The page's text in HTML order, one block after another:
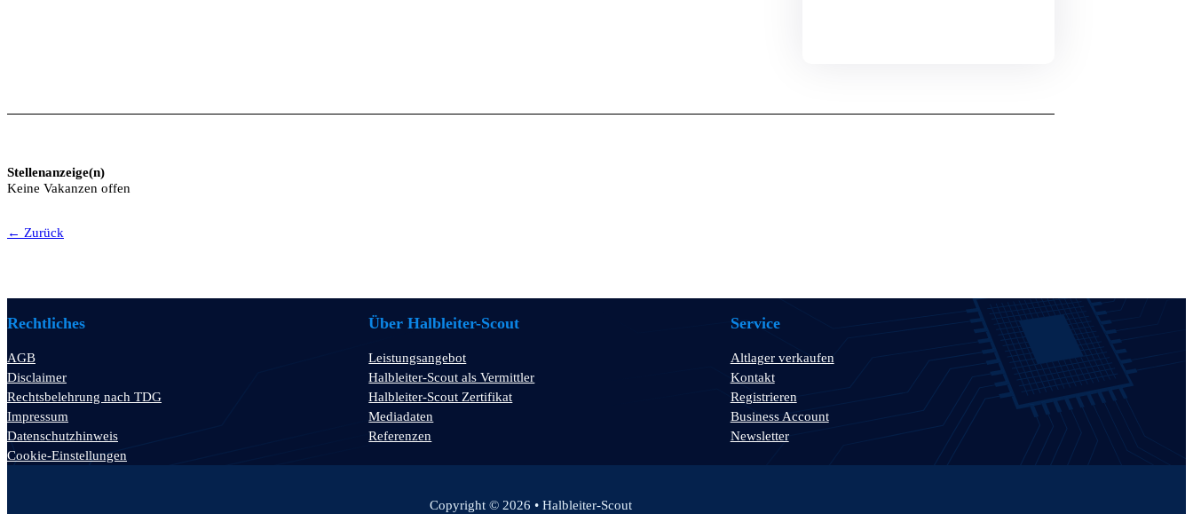
Stellenanzeige(n)
Keine Vakanzen offen
← Zurück
Rechtliches
AGB
Disclaimer
Rechtsbelehrung nach TDG
Impressum
Datenschutzhinweis
Cookie-Einstellungen
Über Halbleiter-Scout
Leistungsangebot
Halbleiter-Scout als Vermittler
Halbleiter-Scout Zertifikat
Mediadaten
Referenzen
Service
Altlager verkaufen
Kontakt
Registrieren
Business Account
Newsletter
Copyright © 2026 • Halbleiter-Scout